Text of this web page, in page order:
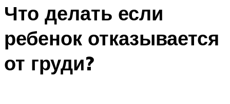
Что делать если
ребенок отказывается
от груди?